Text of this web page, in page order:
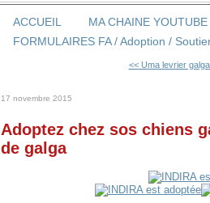
ACCUEIL MA CHAINE YOUTUBE
FORMULAIRES FA / Adoption /
<< Uma levrier galga
17 novembre 2015
Adoptez chez sos chiens
de galga